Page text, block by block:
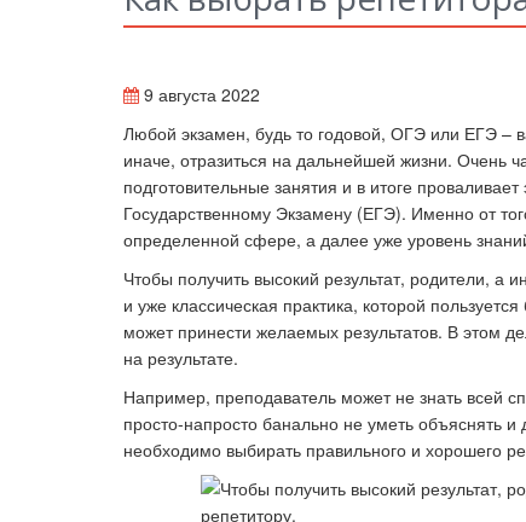
9 августа 2022
Любой экзамен, будь то годовой, ОГЭ или ЕГЭ –
иначе, отразиться на дальнейшей жизни. Очень
подготовительные занятия и в итоге
Государственному Экзамену (ЕГЭ). Именно от
определенной сфере, а далее уже уровень
Чтобы получить высокий результат, родители,
и уже классическая практика, которой
может принести желаемых результатов. В этом
на результате.
Например, преподаватель может не знать всей
просто-напросто банально не уметь объяснять
необходимо выбирать правильного и хорошего